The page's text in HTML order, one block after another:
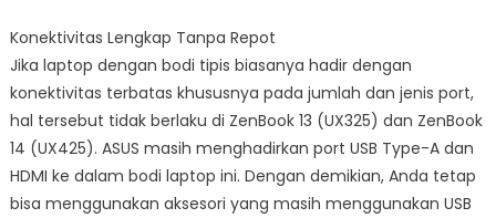
Konektivitas Lengkap Tanpa Repot
Jika laptop dengan bodi tipis biasanya hadir dengan
konektivitas terbatas khususnya pada jumlah dan jenis port,
hal tersebut tidak berlaku di ZenBook 13 (UX325) dan ZenBook
14 (UX425). ASUS masih menghadirkan port USB Type-A dan
HDMI ke dalam bodi laptop ini. Dengan demikian, Anda tetap
bisa menggunakan aksesori yang masih menggunakan USB